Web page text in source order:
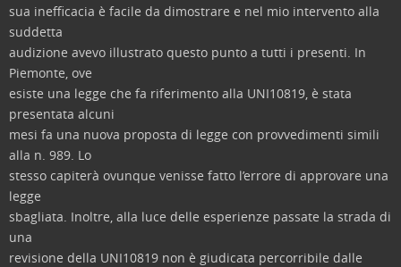
sua inefficacia è facile da dimostrare e nel mio intervento alla
suddetta
audizione avevo illustrato questo punto a tutti i presenti. In
Piemonte, ove
esiste una legge che fa riferimento alla UNI10819, è stata
presentata alcuni
mesi fa una nuova proposta di legge con provvedimenti simili
alla n. 989. Lo
stesso capiterà ovunque venisse fatto l’errore di approvare una
legge
sbagliata. Inoltre, alla luce delle esperienze passate la strada di
una
revisione della UNI10819 non è giudicata percorribile dalle